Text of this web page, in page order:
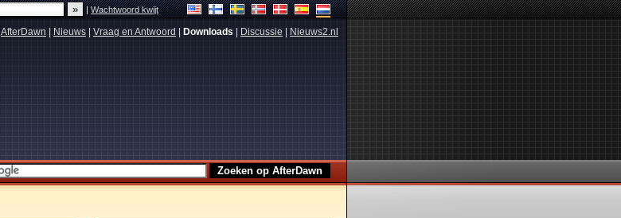
|Wachtwoord kwijt
AfterDawn Nieuws Vraag en Antwoord Downloads Discussie Nieuws2.nl